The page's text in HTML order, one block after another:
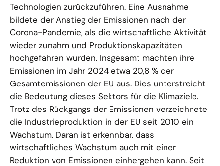
Technologien zurückzuführen. Eine Ausnahme
bildete der Anstieg der Emissionen nach der
Corona-Pandemie, als die wirtschaftliche Aktivität
wieder zunahm und Produktionskapazitäten
hochgefahren wurden. Insgesamt machten ihre
Emissionen im Jahr 2024 etwa 20,8 % der
Gesamtemissionen der EU aus. Dies unterstreicht
die Bedeutung dieses Sektors für die Klimaziele.
Trotz des Rückgangs der Emissionen verzeichnete
die Industrieproduktion in der EU seit 2010 ein
Wachstum. Daran ist erkennbar, dass
wirtschaftliches Wachstum auch mit einer
Reduktion von Emissionen einhergehen kann. Seit